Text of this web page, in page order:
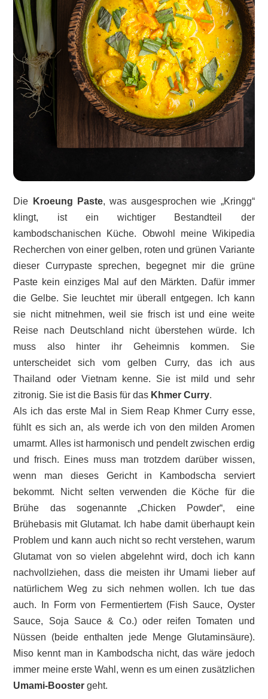
Die Kroeung Paste, was ausgesprochen wie „Kringg“
klingt, ist ein wichtiger Bestandteil der
kambodschanischen Küche. Obwohl meine Wikipedia
Recherchen von einer gelben, roten und grünen Variante
dieser Currypaste sprechen, begegnet mir die grüne
Paste kein einziges Mal auf den Märkten. Dafür immer
die Gelbe. Sie leuchtet mir überall entgegen. Ich kann
sie nicht mitnehmen, weil sie frisch ist und eine weite
Reise nach Deutschland nicht überstehen würde. Ich
muss also hinter ihr Geheimnis kommen. Sie
unterscheidet sich vom gelben Curry, das ich aus
Thailand oder Vietnam kenne. Sie ist mild und sehr
zitronig. Sie ist die Basis für das Khmer Curry.
Als ich das erste Mal in Siem Reap Khmer Curry esse,
fühlt es sich an, als werde ich von den milden Aromen
umarmt. Alles ist harmonisch und pendelt zwischen erdig
und frisch. Eines muss man trotzdem darüber wissen,
wenn man dieses Gericht in Kambodscha serviert
bekommt. Nicht selten verwenden die Köche für die
Brühe das sogenannte „Chicken Powder“, eine
Brühebasis mit Glutamat. Ich habe damit überhaupt kein
Problem und kann auch nicht so recht verstehen, warum
Glutamat von so vielen abgelehnt wird, doch ich kann
nachvollziehen, dass die meisten ihr Umami lieber auf
natürlichem Weg zu sich nehmen wollen. Ich tue das
auch. In Form von Fermentiertem (Fish Sauce, Oyster
Sauce, Soja Sauce & Co.) oder reifen Tomaten und
Nüssen (beide enthalten jede Menge Glutaminsäure).
Miso kennt man in Kambodscha nicht, das wäre jedoch
immer meine erste Wahl, wenn es um einen zusätzlichen
Umami-Booster geht.